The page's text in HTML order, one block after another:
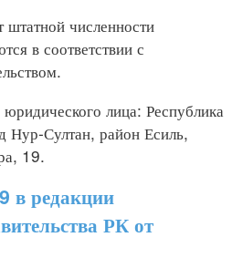
численности
в соответствии с
лица: Республика
Нур-Султан, район Есиль,
19.
редакции
РК от